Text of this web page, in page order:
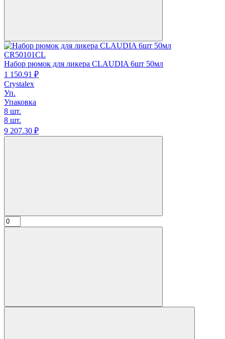
CR50101CL
Набор рюмок для ликера CLAUDIA 6шт 50мл
1 150.91 ₽
Crystalex
Уп.
Упаковка
8 шт.
8 шт.
9 207.30 ₽